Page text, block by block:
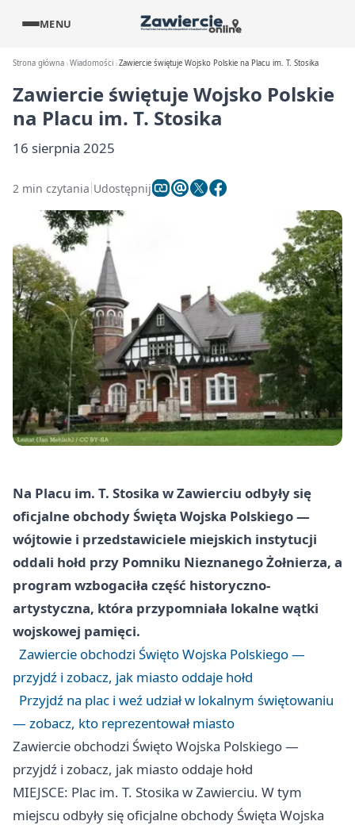
MENU
Strona główna Wiadomości Zawiercie świętuje Wojsko Polskie na Placu im. T. Stosika
Zawiercie świętuje Wojsko Polskie
na Placu im. T. Stosika
16 sierpnia 2025
2 min czytania Udostępnij
Na Placu im. T. Stosika w Zawierciu odbyły się
oficjalne obchody Święta Wojska Polskiego —
wójtowie i przedstawiciele miejskich instytucji
oddali hołd przy Pomniku Nieznanego Żołnierza, a
program wzbogaciła część historyczno-
artystyczna, która przypomniała lokalne wątki
wojskowej pamięci.
Zawiercie obchodzi Święto Wojska Polskiego —
przyjdź i zobacz, jak miasto oddaje hołd
Przyjdź na plac i weź udział w lokalnym świętowaniu
— zobacz, kto reprezentował miasto
Zawiercie obchodzi Święto Wojska Polskiego —
przyjdź i zobacz, jak miasto oddaje hołd
MIEJSCE: Plac im. T. Stosika w Zawierciu. W tym
miejscu odbyły się oficjalne obchody Święta Wojska